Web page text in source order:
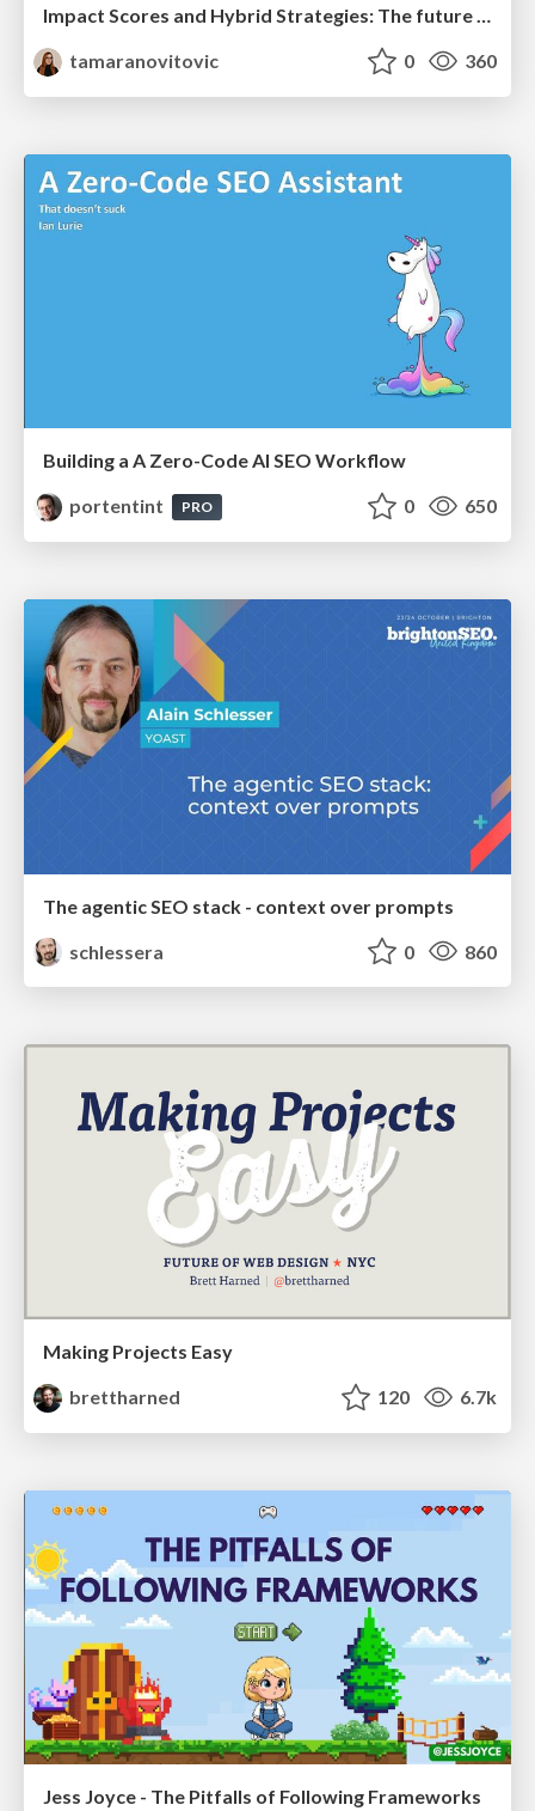
tamaranovitovic
0 360
Building a A Zero-Code AI SEO Workflow
portentint
PRO 0 650
The agentic SEO stack - context over prompts
schlessera
0 860
Making Projects Easy
brettharned
120 6.7k
Jess Joyce - The Pitfalls of Following Frameworks